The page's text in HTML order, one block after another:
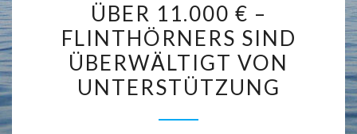
11.000
€
–
FLINTHÖRNERS
ÜBERWÄLTIGT
ÜBER 11.000 € –
FLINTHÖRNERS SIND
ÜBERWÄLTIGT VON
UNTERSTÜTZUNG